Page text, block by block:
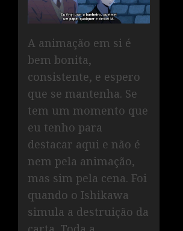
A animação em si é
bem bonita,
consistente, e espero
que se mantenha. Se
tem um momento que
eu tenho para
destacar aqui e não é
nem pela animação,
mas sim pela cena. Foi
quando o Ishikawa
simula a destruição da